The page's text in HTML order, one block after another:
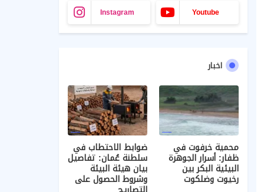
Instagram Youtube
اخبار
محمية خرفوت في
ظفار: أسرار الجوهرة
البيئية البكر بين
رخيوت وضلكوت
ضوابط الاحتطاب في
سلطنة عُمان: تفاصيل
بيان هيئة البيئة
وشروط الحصول على